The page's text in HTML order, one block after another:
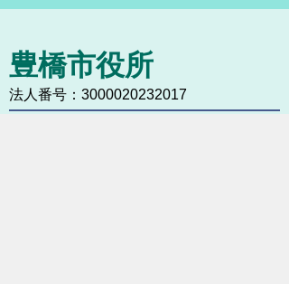
豊橋市役所
法人番号：3000020232017